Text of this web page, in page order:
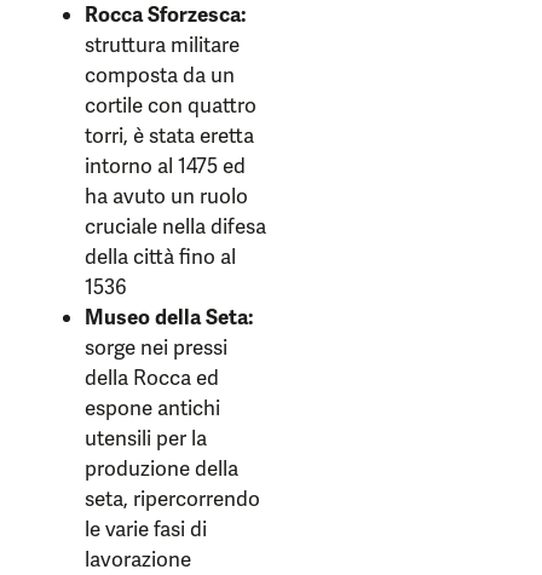
Rocca Sforzesca:
struttura militare
composta da un
cortile con quattro
torri, è stata eretta
intorno al 1475 ed
ha avuto un ruolo
cruciale nella difesa
della città fino al
1536
Museo della Seta:
sorge nei pressi
della Rocca ed
espone antichi
utensili per la
produzione della
seta, ripercorrendo
le varie fasi di
lavorazione